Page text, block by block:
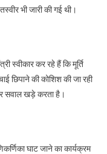
भी जारी की गई थी।
स्वीकार कर रहे हैं कि मूर्ति
छिपाने की कोशिश की जा रही
सवाल खड़े करता है।
घाट जाने का कार्यक्रम